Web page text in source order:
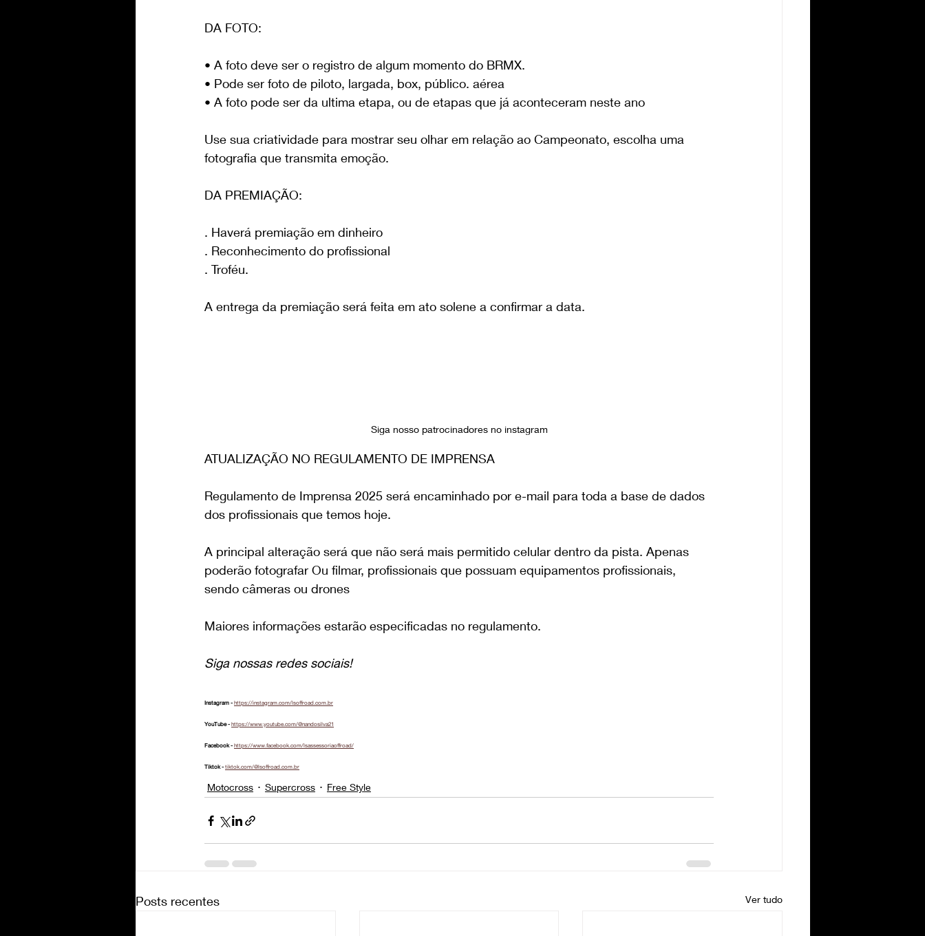
DA FOTO:
• A foto deve ser o registro de algum momento do BRMX.
• Pode ser foto de piloto, largada, box, público. aérea
• A foto pode ser da ultima etapa, ou de etapas que já aconteceram neste ano
Use sua criatividade para mostrar seu olhar em relação ao Campeonato, escolha uma
fotografia que transmita emoção.
DA PREMIAÇÃO:
. Haverá premiação em dinheiro
. Reconhecimento do profissional
. Troféu.
A entrega da premiação será feita em ato solene a confirmar a data.
Siga nosso patrocinadores no instagram
ATUALIZAÇÃO NO REGULAMENTO DE IMPRENSA
Regulamento de Imprensa 2025 será encaminhado por e-mail para toda a base de dados
dos profissionais que temos hoje.
A principal alteração será que não será mais permitido celular dentro da pista. Apenas
poderão fotografar Ou filmar, profissionais que possuam equipamentos profissionais,
sendo câmeras ou drones
Maiores informações estarão especificadas no regulamento.
Siga nossas redes sociais!
Instagram - https://instagram.com/lsoffroad.com.br
YouTube - https://www.youtube.com/@nandosilva21
Facebook - https://www.facebook.com/lsassessoriaoffroad/
Tiktok - tiktok.com/@lsoffroad.com.br
Motocross Supercross Free Style
Posts recentes Ver tudo